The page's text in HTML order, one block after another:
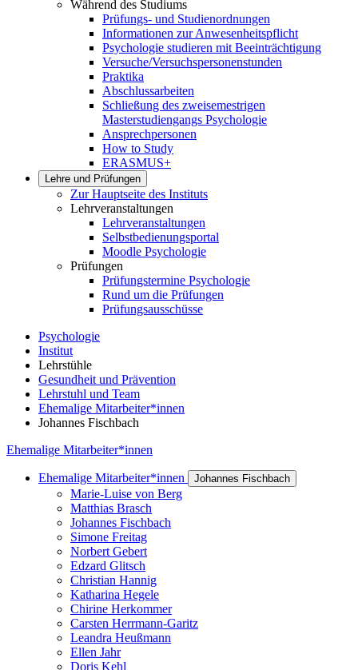
Während des Studiums
Prüfungs- und Studienordnungen
Informationen zur Anwesenheitspflicht
Psychologie studieren mit Beeinträchtigung
Versuche/Versuchspersonenstunden
Praktika
Abschlussarbeiten
Schließung des zweisemestrigen
Masterstudiengangs Psychologie
Ansprechpersonen
How to Study
ERASMUS+
Lehre und Prüfungen
Zur Hauptseite des Instituts
Lehrveranstaltungen
Lehrveranstaltungen
Selbstbedienungsportal
Moodle Psychologie
Prüfungen
Prüfungstermine Psychologie
Rund um die Prüfungen
Prüfungsausschüsse
Psychologie
Institut
Lehrstühle
Gesundheit und Prävention
Lehrstuhl und Team
Ehemalige Mitarbeiter*innen
Johannes Fischbach
Ehemalige Mitarbeiter*innen
Ehemalige Mitarbeiter*innen Johannes Fischbach
Marie-Luise von Berg
Matthias Brasch
Johannes Fischbach
Simone Freitag
Norbert Gebert
Edzard Glitsch
Christian Hannig
Katharina Hegele
Chirine Herkommer
Carsten Herrmann-Garitz
Leandra Heußmann
Ellen Jahr
Doris Kehl